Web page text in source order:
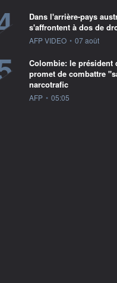
Dans l'arrière-pays
s'affrontent à dos de
information fournie par
AFP VIDEO • 07 août
Colombie: le président
promet de combattre
narcotrafic
information fournie par
AFP • 05:05